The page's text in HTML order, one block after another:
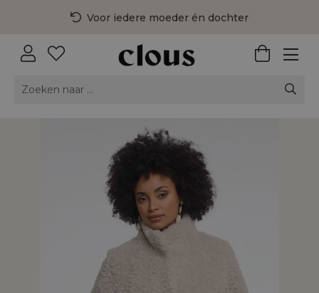
Voor iedere moeder én dochter
3 fysieke winkels in Nederland